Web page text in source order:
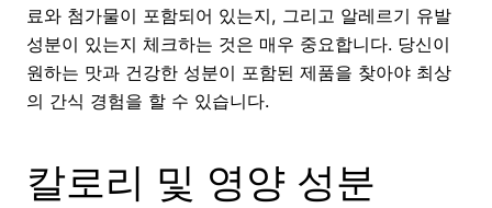
료와 첨가물이 포함되어 있는지, 그리고 알레르기 유발
성분이 있는지 체크하는 것은 매우 중요합니다. 당신이
원하는 맛과 건강한 성분이 포함된 제품을 찾아야 최상
의 간식 경험을 할 수 있습니다.
칼로리 및 영양 성분